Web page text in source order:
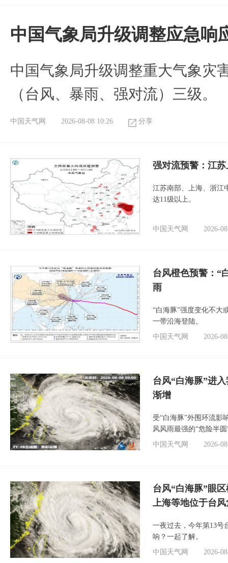
中国气象局升级调整应急响
中国气象局升级调整重大气象灾
（台风、暴雨、强对流）三级。
中国天气网 2026-08-08 10:26 分享
强对流预警：江
江苏南部、上海、浙江
达11级以上。
中国天气网 2026-
台风橙色预警：“
雨
“白海豚”强度变化不大
一带沿海登陆。
中国天气网
2026-
台风“白海豚”进
渐增
受“白海豚”外围环流影
风风雨最强的“危险半
中国天气网
2026-
台风“白海豚”眼
上海等地位于台
一夜过去，今年第13号
响？一起了解。
中国天气网
2026-